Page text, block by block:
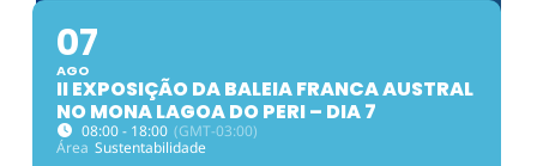
07
AGO
II EXPOSIÇÃO DA BALEIA FRANCA AUSTRAL
NO MONA LAGOA DO PERI – DIA 7
08:00 - 18:00 (GMT-03:00)
Área Sustentabilidade